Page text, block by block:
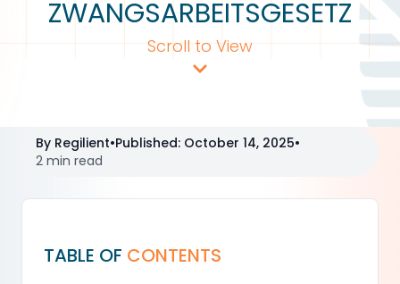
ZWANGSARBEITSGESETZ
Scroll to View
By Regilient•Published: October 14, 2025•
2 min read
TABLE OF CONTENTS